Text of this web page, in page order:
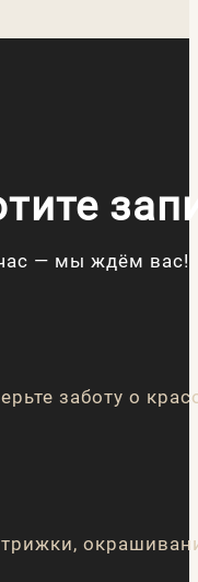
— мы ждём вас!
заботу о